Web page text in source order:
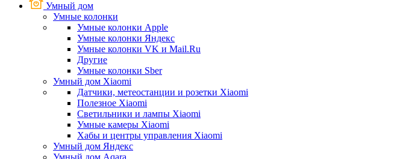
Умный дом
Умные колонки
Умные колонки Apple
Умные колонки Яндекс
Умные колонки VK и Mail.Ru
Другие
Умные колонки Sber
Умный дом Xiaomi
Датчики, метеостанции и розетки Xiaomi
Полезное Xiaomi
Светильники и лампы Xiaomi
Умные камеры Xiaomi
Хабы и центры управления Xiaomi
Умный дом Яндекс
Умный дом Aqara